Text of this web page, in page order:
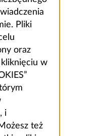
Pliki
oraz
w
i
też